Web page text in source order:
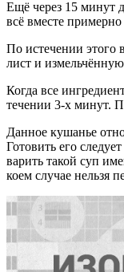
Ещё через 15 минут
всё вместе
По истечении этого
лист и измельчённую
Когда все
течении 3-х минут.
Данное кушанье
Готовить его
варить такой суп
коем случае нельзя